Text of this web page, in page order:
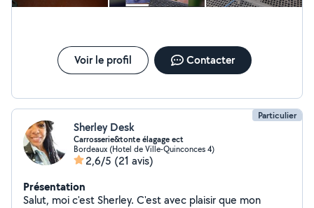
Voir le profil Contacter
Particulier
Sherley Desk
Carrosserie&tonte élagage ect
Bordeaux (Hotel de Ville-Quinconces 4)
2,6/5 (21 avis)
Présentation
Salut, moi c'est Sherley. C'est avec plaisir que mon